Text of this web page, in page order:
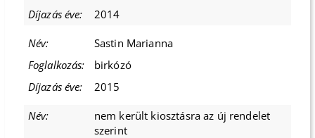
2014
Sastin Marianna
birkózó
2015
nem került kiosztásra az új rendelet
szerint